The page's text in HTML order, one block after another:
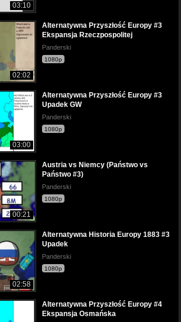
03:10
02:02
Alternatywna Przyszłość Europy #3
Ekspansja Rzeczpospolitej
Panderski
1080p
03:00
Alternatywna Przyszłość Europy #3
Upadek GW
Panderski
1080p
00:21
Austria vs Niemcy (Państwo vs
Państwo #3)
Panderski
1080p
02:58
Alternatywna Historia Europy 1883 #3
Upadek
Panderski
1080p
Alternatywna Przyszłość Europy #4
Ekspansja Osmańska